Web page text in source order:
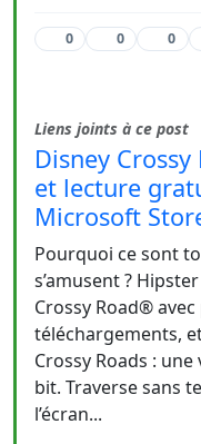
0 0 0
Liens joints à ce post
Disney
et lecture
Microsoft
Pourquoi ce sont
s’amusent ?
Crossy Road®
téléchargements,
Crossy Roads :
bit. Traverse sans
l’écran...